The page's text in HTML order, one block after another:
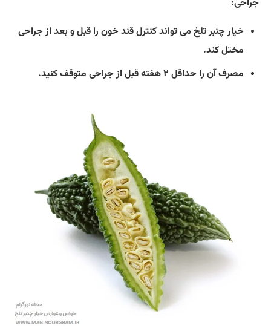
جراحی:
خیار چنبر تلخ می تواند کنترل قند خون را قبل و بعد از جراحی
مختل کند.
مصرف آن را حداقل ۲ هفته قبل از جراحی متوقف کنید.